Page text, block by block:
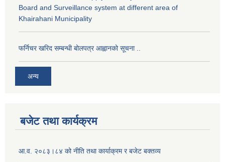
Board and Surveillance system at different area of
Khairahani Municipality
फर्निचर खरिद सम्बन्धी बोलपत्र आह्वानको सूचना ..
अन्य
बजेट तथा कार्यक्रम
आ.व. २०८३।८४ को नीति तथा कार्याक्रम र बजेट बक्तव्य